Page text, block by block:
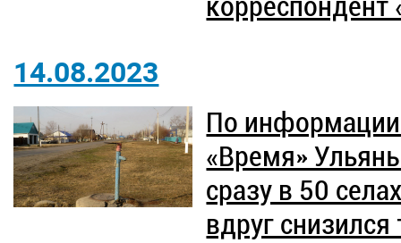
14.08.2023
По информации
«Время»
сразу в 50
вдруг